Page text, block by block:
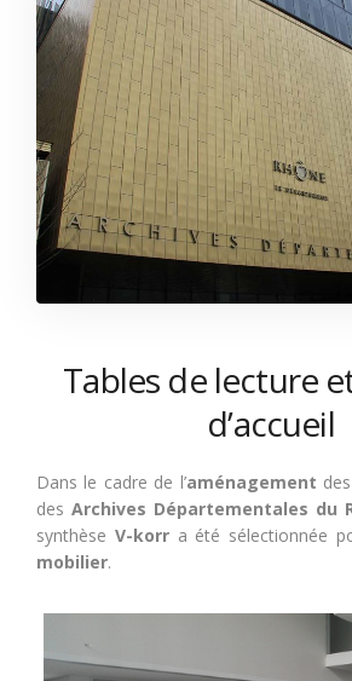
Tables de lecture
d’accueil
Dans le cadre de l’aménagement des
des Archives Départementales du
synthèse V-korra été sélectionnée
mobilier.